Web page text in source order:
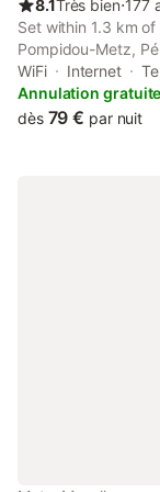
8.1Très bien⋅177
Set within 1.3 km
Pompidou-Metz,
and rooms with
for the convenience
WiFi Internet
Annulation gratuite
dès 79 € par nuit